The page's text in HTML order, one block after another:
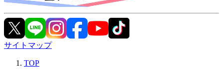
サイトマップ
TOP